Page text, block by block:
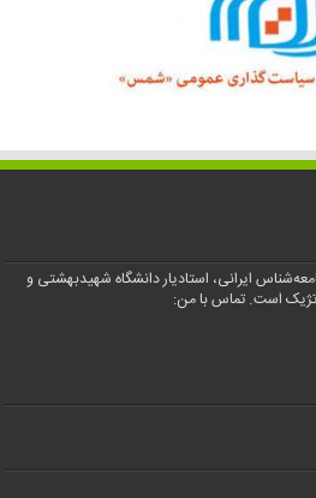
۱۳۵۳ در اراک) جامعه‌شناس ایرانی، استادیار دانشگاه شهیدبهشتی و
است. تماس با من: